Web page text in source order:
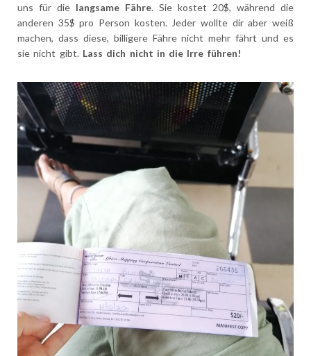
uns für die langsame Fähre. Sie kostet 20$, während die
anderen 35$ pro Person kosten. Jeder wollte dir aber weiß
machen, dass diese, billigere Fähre nicht mehr fährt und es
sie nicht gibt. Lass dich nicht in die Irre führen!